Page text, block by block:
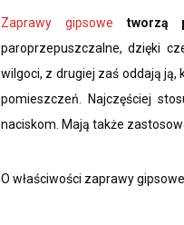
Zaprawy gipsowe tworzą
paroprzepuszczalne, dzięki
wilgoci, z drugiej zaś oddają
pomieszczeń. Najczęściej
naciskom. Mają także
O właściwości zaprawy